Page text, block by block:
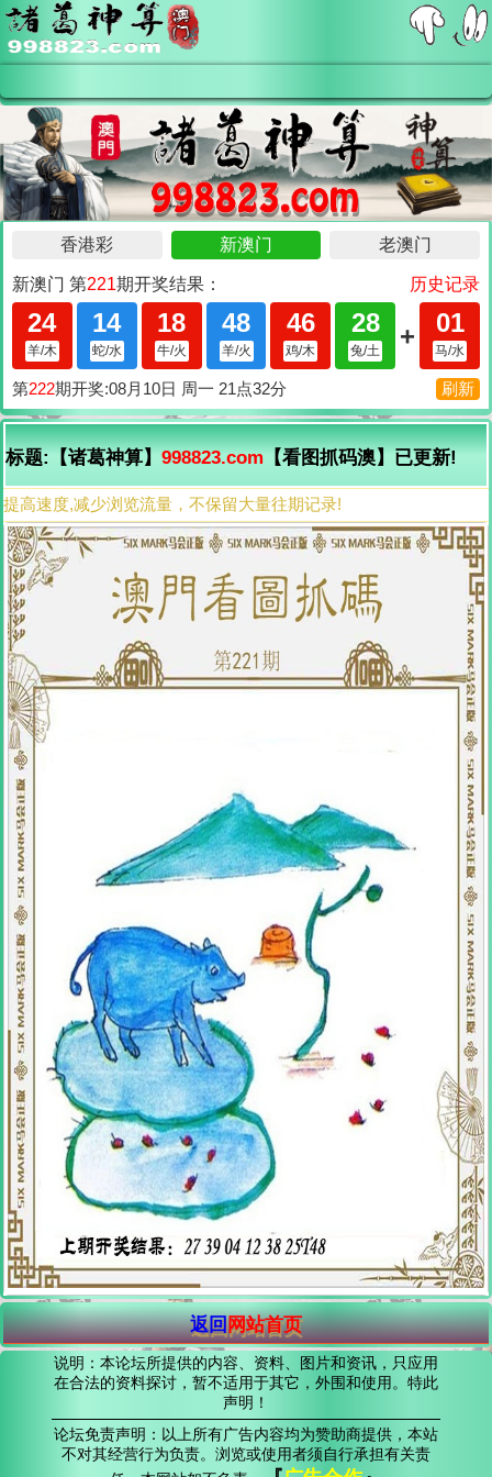
标题:【诸葛神算】 998823.com 【看图抓码澳】已更新!
提高速度,减少浏览流量，不保留大量往期记录!
返回网站首页
说明：本论坛所提供的内容、资料、图片和资讯，只应用
在合法的资料探讨，暂不适用于其它，外围和使用。特此
声明！
论坛免责声明：以上所有广告内容均为赞助商提供，本站
不对其经营行为负责。浏览或使用者须自行承担有关责